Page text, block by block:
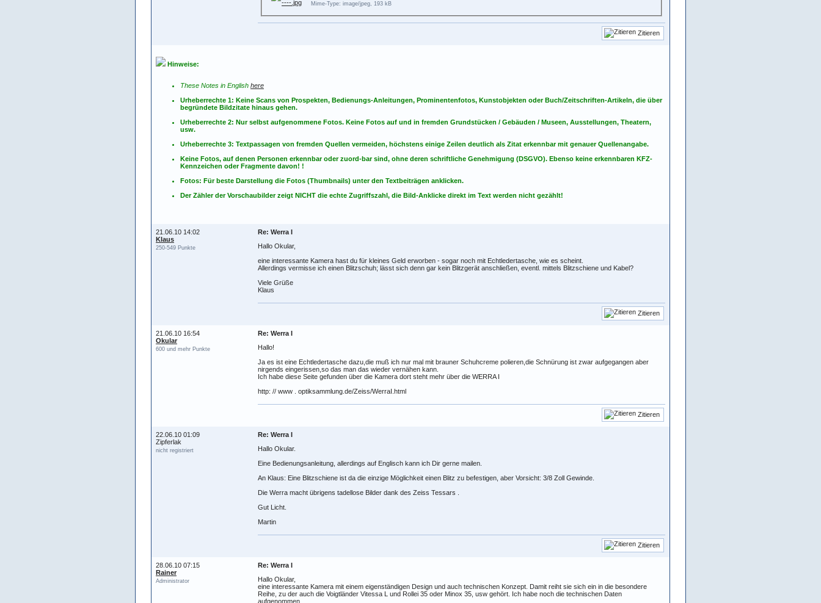
Mime-Type: image/jpeg, 193 kB
Zitieren
Hinweise:
These Notes in English here
Urheberrechte 1: Keine Scans von Prospekten, Bedienungs-Anleitungen, Prominentenfotos, Kunstobjekten oder Buch/Zeitschriften-Artikeln, die über
begründete Bildzitate hinaus gehen.
Urheberrechte 2: Nur selbst aufgenommene Fotos. Keine Fotos auf und in fremden Grundstücken / Gebäuden / Museen, Ausstellungen, Theatern,
usw.
Urheberrechte 3: Textpassagen von fremden Quellen vermeiden, höchstens einige Zeilen deutlich als Zitat erkennbar mit genauer Quellenangabe.
Keine Fotos, auf denen Personen erkennbar oder zuord-bar sind, ohne deren schriftliche Genehmigung (DSGVO). Ebenso keine erkennbaren KFZ-
Kennzeichen oder Fragmente davon! !
Fotos: Für beste Darstellung die Fotos (Thumbnails) unter den Textbeiträgen anklicken.
Der Zähler der Vorschaubilder zeigt NICHT die echte Zugriffszahl, die Bild-Anklicke direkt im Text werden nicht gezählt!
21.06.10 14:02
Klaus
250-549 Punkte
Re: Werra I
Hallo Okular,
eine interessante Kamera hast du für kleines Geld erworben - sogar noch mit Echtledertasche, wie es scheint.
Allerdings vermisse ich einen Blitzschuh; lässt sich denn gar kein Blitzgerät anschließen, eventl. mittels Blitzschiene und Kabel?
Viele Grüße
Klaus
Zitieren
21.06.10 16:54
Okular
600 und mehr Punkte
Re: Werra I
Hallo!
Ja es ist eine Echtledertasche dazu,die muß ich nur mal mit brauner Schuhcreme polieren,die Schnürung ist zwar aufgegangen aber
nirgends eingerissen,so das man das wieder vernähen kann.
Ich habe diese Seite gefunden über die Kamera dort steht mehr über die WERRA I
http: // www . optiksammlung.de/Zeiss/WerraI.html
Zitieren
22.06.10 01:09
Zipferlak
nicht registriert
Re: Werra I
Hallo Okular.
Eine Bedienungsanleitung, allerdings auf Englisch kann ich Dir gerne mailen.
An Klaus: Eine Blitzschiene ist da die einzige Möglichkeit einen Blitz zu befestigen, aber Vorsicht: 3/8 Zoll Gewinde.
Die Werra macht übrigens tadellose Bilder dank des Zeiss Tessars .
Gut Licht.
Martin
Zitieren
28.06.10 07:15
Rainer
Administrator
Re: Werra I
Hallo Okular,
eine interessante Kamera mit einem eigenständigen Design und auch technischen Konzept. Damit reiht sie sich ein in die besondere
Reihe, zu der auch die Voigtländer Vitessa L und Rollei 35 oder Minox 35, usw gehört. Ich habe noch die technischen Daten
aufgenommen.